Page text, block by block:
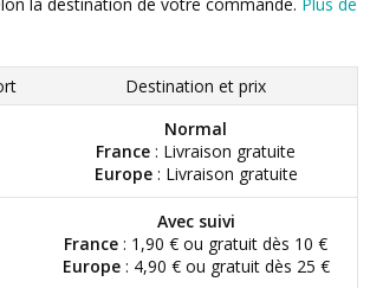
Destination et prix
Normal
France : Livraison gratuite
Europe: Livraison gratuite
Avec suivi
France : 1,90 € ou gratuit dès 10 €
Europe: 4,90 € ou gratuit dès 25 €